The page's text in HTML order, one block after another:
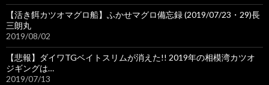
【活き餌カツオマグロ船】ふかせマグロ備忘録 (2019/07/23・29)長
三朗丸
2019/08/02
【悲報】ダイワTGベイトスリムが消えた!! 2019年の相模湾カツオ
ジギングは…
2019/07/13